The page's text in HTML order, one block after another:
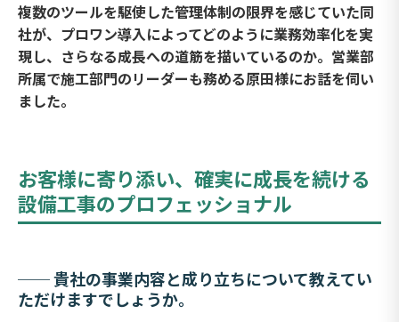
複数のツールを駆使した管理体制の限界を感じていた同
社が、プロワン導入によってどのように業務効率化を実
現し、さらなる成長への道筋を描いているのか。営業部
所属で施工部門のリーダーも務める原田様にお話を伺い
ました。
お客様に寄り添い、確実に成長を続ける
設備工事のプロフェッショナル
── 貴社の事業内容と成り立ちについて教えてい
ただけますでしょうか。